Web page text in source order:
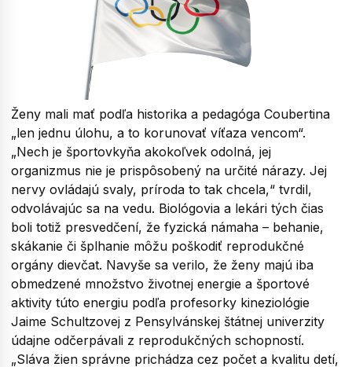
Ženy mali mať podľa historika a pedagóga Coubertina
„len jednu úlohu, a to korunovať víťaza vencom“.
„Nech je športovkyňa akokoľvek odolná, jej
organizmus nie je prispôsobený na určité nárazy. Jej
nervy ovládajú svaly, príroda to tak chcela,“ tvrdil,
odvolávajúc sa na vedu. Biológovia a lekári tých čias
boli totiž presvedčení, že fyzická námaha – behanie,
skákanie či šplhanie môžu poškodiť reprodukčné
orgány dievčat. Navyše sa verilo, že ženy majú iba
obmedzené množstvo životnej energie a športové
aktivity túto energiu podľa profesorky kineziológie
Jaime Schultzovej z Pensylvánskej štátnej univerzity
údajne odčerpávali z reprodukčných schopností.
„Sláva žien správne prichádza cez počet a kvalitu detí,